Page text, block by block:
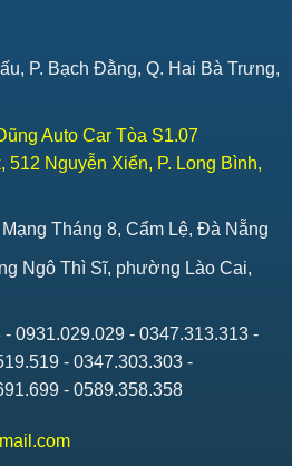
P. Bạch Đằng, Q. Hai Bà Trưng,
Auto Car Tòa S1.07
512 Nguyễn Xiển, P. Long Bình,
Tháng 8, Cẩm Lệ, Đà Nẵng
Ngô Thì Sĩ, phường Lào Cai,
0931.029.029 - 0347.313.313 -
- 0347.303.303 -
- 0589.358.358